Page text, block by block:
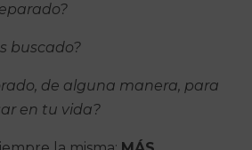
buscado?
de alguna manera, para
en tu vida?